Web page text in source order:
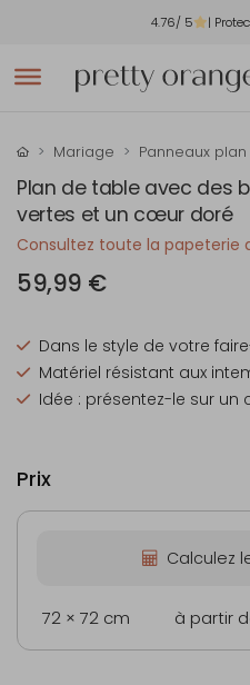
4.76/ 5 |
Mariage Panneaux
Plan de table avec des
vertes et un cœur doré
Consultez toute la papeterie
59,99 €
Dans le style de votre
Matériel résistant aux
Idée : présentez-le sur un
Prix
Calculez
72 × 72 cm à partir